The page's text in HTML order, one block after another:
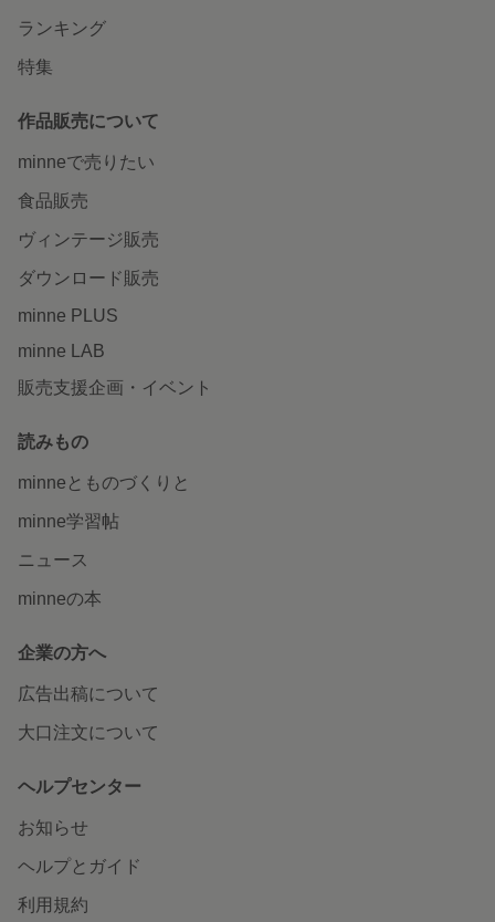
ランキング
特集
作品販売について
minneで売りたい
食品販売
ヴィンテージ販売
ダウンロード販売
minne PLUS
minne LAB
販売支援企画・イベント
読みもの
minneとものづくりと
minne学習帖
ニュース
minneの本
企業の方へ
広告出稿について
大口注文について
ヘルプセンター
お知らせ
ヘルプとガイド
利用規約